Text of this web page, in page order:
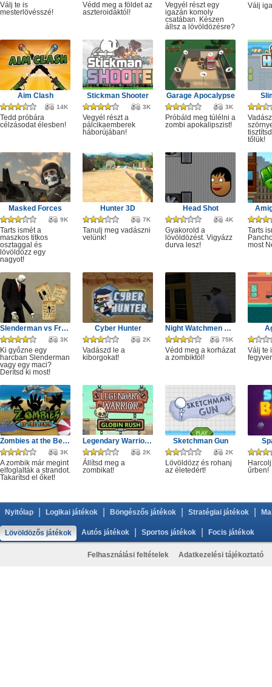
Válj te is
mesterlövésszé!
Védd meg a földet az
aszteroidáktól!
Vegyél részt egy
igazán komoly
csatában. Készen
állsz a lövöldözésre?
Válj
Aim Clash
14K
Tedd próbára
célzásodat élesben!
Stickman Shooter
3K
Vegyél részt a
pálcikaemberek
háborújában!
Garage Apocalypse
3K
Próbáld meg túlélni a
zombi apokalipszist!
tőlük!
Masked Forces
9K
Tarts ismét a
maszkos titkos
osztaggal és
lövöldözz egy
nagyot!
Hunter 3D
7K
Tanulj meg vadászni
velünk!
Head Shot
4K
Gyakorold a
lövöldözést. Vigyázz
durva lesz!
Tarts
most
Slenderman vs Freddy the Fazbear
3K
Ki győzne egy
harcban Slenderman
vagy egy maci?
Derítsd ki most!
Cyber Hunter
2K
Vadászd le a
kiborgokat!
Night Watchmen Stories Zombie Hospital
75K
Védd meg a korházat
a zombiktól!
Válj te
Zombies at the Beach
3K
A zombik már megint
elfoglalták a strandot.
Takarítsd el őket!
Legendary Warrior GR
2K
Állítsd meg a
zombikat!
Sketchman Gun
2K
Lövöldözz és rohanj
az életedért!
űrben!
Nyitólap Logikai játékok Böngészős játékok Stratégiai játékok
Lövöldözős játékok Autós játékok Sportos játékok Focis játékok
Felhasználási feltételek Adatkezelési tájékoztató